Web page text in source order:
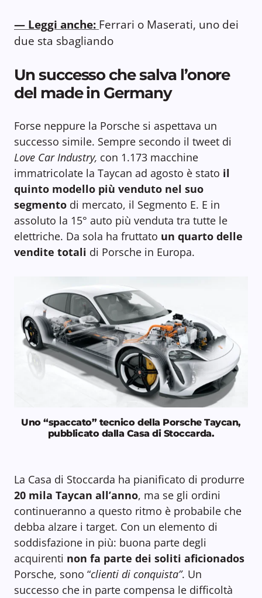
— Leggi anche: Ferrari o Maserati, uno dei
due sta sbagliando
Un successo che salva l’onore
del made in Germany
Forse neppure la Porsche si aspettava un
successo simile. Sempre secondo il tweet di
Love Car Industry, con 1.173 macchine
immatricolate la Taycan ad agosto è stato il
quinto modello più venduto nel suo
segmento di mercato, il Segmento E. E in
assoluto la 15° auto più venduta tra tutte le
elettriche. Da sola ha fruttato un quarto delle
vendite totali di Porsche in Europa.
Uno “spaccato” tecnico della Porsche Taycan,
pubblicato dalla Casa di Stoccarda.
La Casa di Stoccarda ha pianificato di produrre
20 mila Taycan all’anno, ma se gli ordini
continueranno a questo ritmo è probabile che
debba alzare i target. Con un elemento di
soddisfazione in più: buona parte degli
acquirenti non fa parte dei soliti aficionados
Porsche, sono “clienti di conquista”. Un
successo che in parte compensa le difficoltà